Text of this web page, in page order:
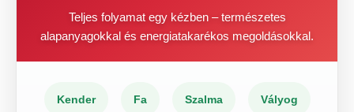
Teljes folyamat egy kézben – természetes
alapanyagokkal és energiatakarékos megoldásokkal.
Kender Fa Szalma Vályog